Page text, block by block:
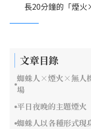
長20分鐘的「煙
文章目錄
蜘蛛人×煙火×無人
場
平日夜晚的主題煙
蜘蛛人以各種形式現